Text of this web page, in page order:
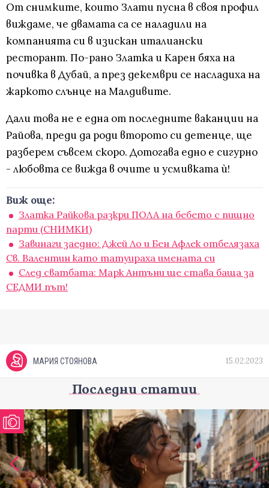
От снимките, които Злати пусна в своя профил
виждаме, че двамата са се наладили на
компанията си в изискан италиански
ресторант. По-рано Златка и Карен бяха на
почивка в Дубай, а през декември се насладиха на
жаркото слънце на Малдивите.
Дали това не е една от последните ваканции на
Райова, преди да роди второто си детенце, ще
разберем съвсем скоро. Дотогава едно е сигурно
- любовта се вижда в очите и усмивката ѝ!
Виж още:
Златка Райкова разкри ПОЛА на бебето с пищно
парти (СНИМКИ)
Завинаги заедно: Джей Ло и Бен Афлек отбелязаха
Св. Валентин като татуираха имената си
След сватбата: Марк Антъни ще става баща за
СЕДМИ път!
МАРИЯ СТОЯНОВА 15.02.2023
Последни статии